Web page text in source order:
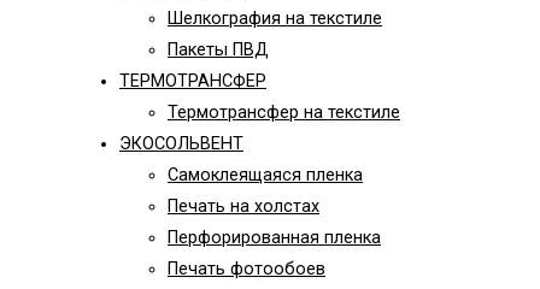
Шелкография на текстиле
Пакеты ПВД
ТЕРМОТРАНСФЕР
Термотрансфер на текстиле
ЭКОСОЛЬВЕНТ
Самоклеящаяся пленка
Печать на холстах
Перфорированная пленка
Печать фотообоев